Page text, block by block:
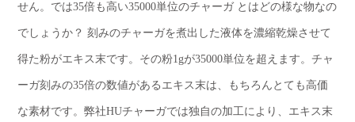
せん。では35倍も高い35000単位のチャーガ とはどの様な物なの
でしょうか？ 刻みのチャーガを煮出した液体を濃縮乾燥させて
得た粉がエキス末です。その粉1gが35000単位を超えます。チャ
ーガ刻みの35倍の数値があるエキス末は、もちろんとても高価
な素材です。弊社HUチャーガでは独自の加工により、エキス末